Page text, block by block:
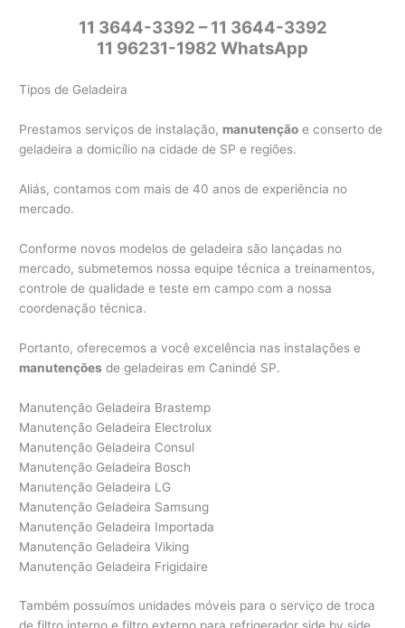
11 3644-3392 – 11 3644-3392
11 96231-1982 WhatsApp
Tipos de Geladeira
Prestamos serviços de instalação, manutenção e conserto de
geladeira a domicílio na cidade de SP e regiões.
Aliás, contamos com mais de 40 anos de experiência no
mercado.
Conforme novos modelos de geladeira são lançadas no
mercado, submetemos nossa equipe técnica a treinamentos,
controle de qualidade e teste em campo com a nossa
coordenação técnica.
Portanto, oferecemos a você excelência nas instalações e
manutenções de geladeiras em Canindé SP.
Manutenção Geladeira Brastemp
Manutenção Geladeira Electrolux
Manutenção Geladeira Consul
Manutenção Geladeira Bosch
Manutenção Geladeira LG
Manutenção Geladeira Samsung
Manutenção Geladeira Importada
Manutenção Geladeira Viking
Manutenção Geladeira Frigidaire
Também possuímos unidades móveis para o serviço de troca